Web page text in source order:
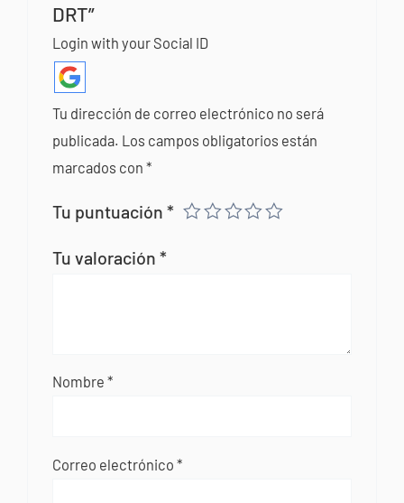
DRT”
Login with your Social ID
Tu dirección de correo electrónico no será
publicada. Los campos obligatorios están
marcados con*
Tu puntuación*
Tu valoración*
Nombre*
Correo electrónico*